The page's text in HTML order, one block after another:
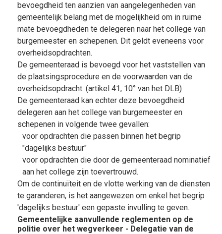
bevoegdheid ten aanzien van aangelegenheden van
gemeentelijk belang met de mogelijkheid om in ruime
mate bevoegdheden te delegeren naar het college van
burgemeester en schepenen. Dit geldt eveneens voor
overheidsopdrachten.
De gemeenteraad is bevoegd voor het vaststellen van
de plaatsingsprocedure en de voorwaarden van de
overheidsopdracht. (artikel 41, 10° van het DLB)
De gemeenteraad kan echter deze bevoegdheid
delegeren aan het college van burgemeester en
schepenen in volgende twee gevallen:
voor opdrachten die passen binnen het begrip
"dagelijks bestuur"
voor opdrachten die door de gemeenteraad nominatief
aan het college zijn toevertrouwd.
Om de continuïteit en de vlotte werking van de diensten
te garanderen, is het aangewezen om enkel het begrip
'dagelijks bestuur' een gepaste invulling te geven.
Gemeentelijke aanvullende reglementen op de
politie over het wegverkeer - Delegatie van de